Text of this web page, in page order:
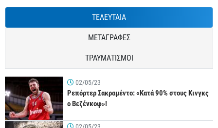
ΤΕΛΕΥΤΑΙΑ
ΜΕΤΑΓΡΑΦΕΣ
ΤΡΑΥΜΑΤΙΣΜΟΙ
02/05/23
Ρεπόρτερ Σακραμέντο: «Κατά 90% στους Κινγκς
ο Βεζένκοφ»!